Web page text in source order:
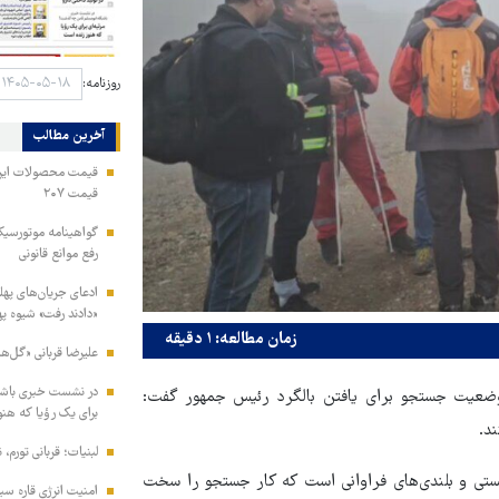
زمان مطالعه: ۱ دقیقه
جستجو برای یافتن بالگرد رئیس جمهور گفت:
و بلندی‌های فراوانی است که کار جستجو را سخت
روزنامه:
آخرین مطالب
قیمت ۲۰۷
گواهینامه
رفع موانع قانونی
ادعای جریان‌های
«دادند رفت»
علیرضا قربانی
در نشست خبری
برای یک رؤیا که
لبنیات؛ قربانی
امنیت انرژی قاره